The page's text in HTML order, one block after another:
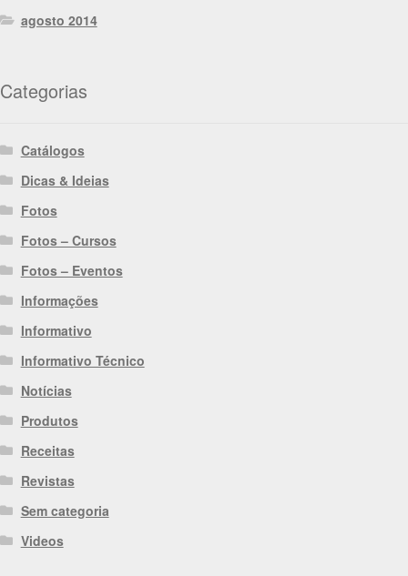
agosto 2014
Categorias
Catálogos
Dicas & Ideias
Fotos
Fotos – Cursos
Fotos – Eventos
Informações
Informativo
Informativo Técnico
Notícias
Produtos
Receitas
Revistas
Sem categoria
Videos